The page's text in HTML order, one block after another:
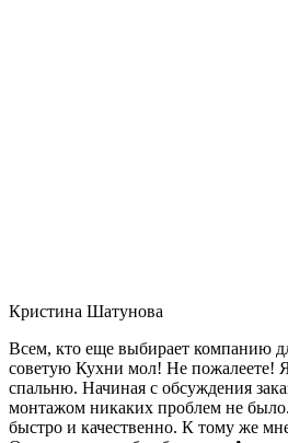
Кристина Шатунова
Всем, кто еще выбирает компанию
советую Кухни мол! Не пожалеете!
спальню. Начиная с обсуждения
монтажом никаких проблем не
быстро и качественно. К тому же